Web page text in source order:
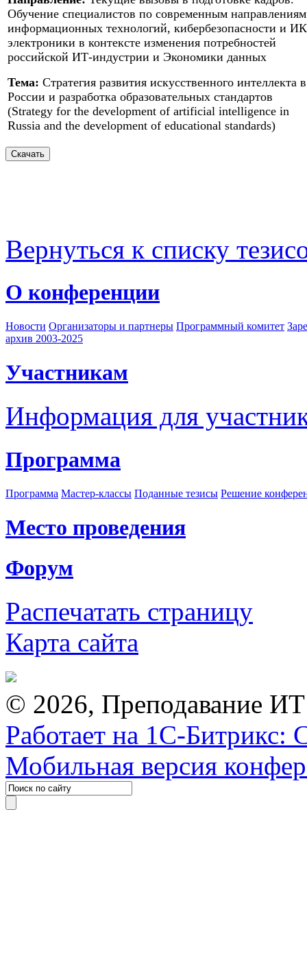
Обучение специалистов по современным направлениям
информационных технологий, кибербезопасности и
электроники в контексте изменения потребностей
российской ИТ-индустрии и Экономики данных
Тема: Стратегия развития искусственного интеллекта в
России и разработка образовательных стандартов
(Strategy for the development of artificial intelligence in
Russia and the development of educational standards)
Вернуться к списку
О конференции
Новости Организаторы и партнеры Программный комитет
архив 2003-2025
Участникам
Информация для
Программа
Программа Мастер-классы Поданные тезисы Решение
Место проведения
Форум
Распечатать страницу
Карта сайта
© 2026, Преподавание
Работает на 1С-Битрикс:
Мобильная версия